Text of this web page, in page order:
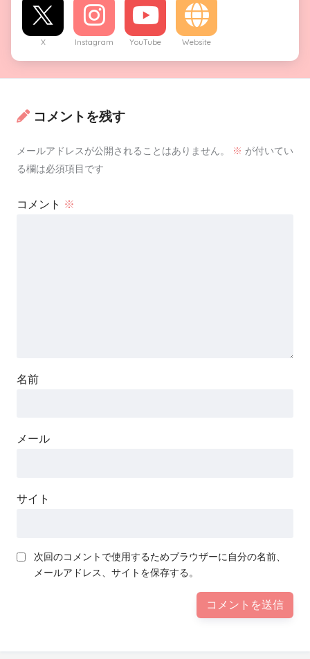
X Instagram YouTube Website
コメントを残す
メールアドレスが公開されることはありません。 ※ が付いてい
る欄は必須項目です
コメント ※
名前
メール
サイト
次回のコメントで使用するためブラウザーに自分の名前、
メールアドレス、サイトを保存する。